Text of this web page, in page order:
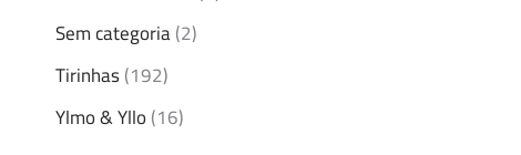
Sem categoria(2)
Tirinhas(192)
Ylmo & Yllo(16)